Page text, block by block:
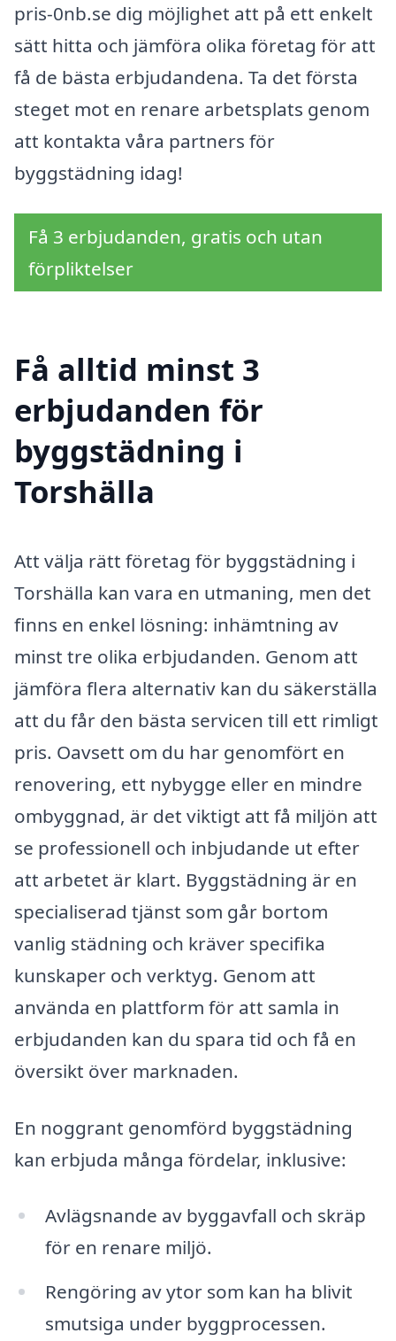
pris-0nb.se dig möjlighet att på ett enkelt
sätt hitta och jämföra olika företag för att
få de bästa erbjudandena. Ta det första
steget mot en renare arbetsplats genom
att kontakta våra partners för
byggstädning idag!
Få 3 erbjudanden, gratis och utan
förpliktelser
Få alltid minst 3
erbjudanden för
byggstädning i
Torshälla
Att välja rätt företag för byggstädning i
Torshälla kan vara en utmaning, men det
finns en enkel lösning: inhämtning av
minst tre olika erbjudanden. Genom att
jämföra flera alternativ kan du säkerställa
att du får den bästa servicen till ett rimligt
pris. Oavsett om du har genomfört en
renovering, ett nybygge eller en mindre
ombyggnad, är det viktigt att få miljön att
se professionell och inbjudande ut efter
att arbetet är klart. Byggstädning är en
specialiserad tjänst som går bortom
vanlig städning och kräver specifika
kunskaper och verktyg. Genom att
använda en plattform för att samla in
erbjudanden kan du spara tid och få en
översikt över marknaden.
En noggrant genomförd byggstädning
kan erbjuda många fördelar, inklusive:
Avlägsnande av byggavfall och skräp
för en renare miljö.
Rengöring av ytor som kan ha blivit
smutsiga under byggprocessen.